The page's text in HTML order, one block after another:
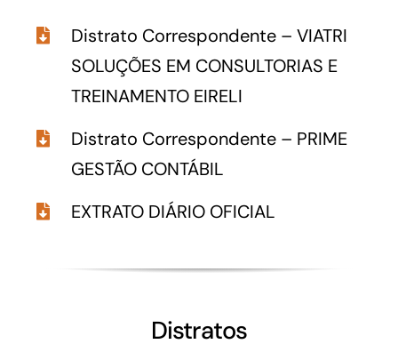
Distrato Correspondente – VIATRI
SOLUÇÕES EM CONSULTORIAS E
TREINAMENTO EIRELI
Distrato Correspondente – PRIME
GESTÃO CONTÁBIL
EXTRATO DIÁRIO OFICIAL
Distratos